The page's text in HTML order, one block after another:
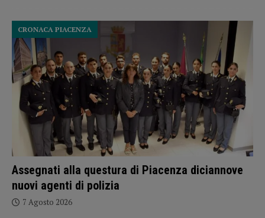
Assegnati alla questura di Piacenza diciannove
nuovi agenti di polizia
CRONACA PIACENZA
7 Agosto 2026